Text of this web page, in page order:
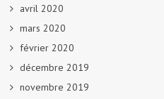
avril 2020
mars 2020
février 2020
décembre 2019
novembre 2019